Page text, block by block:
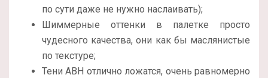
по сути даже не нужно наслаивать);
Шиммерные оттенки в палетке просто
чудесного качества, они как бы маслянистые
по текстуре;
Тени ABH отлично ложатся, очень равномерно